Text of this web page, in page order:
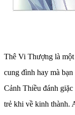
Thê Vi Thượng là
cung đình hay mà
Cảnh Thiều đánh
trẻ khi về kinh thành.